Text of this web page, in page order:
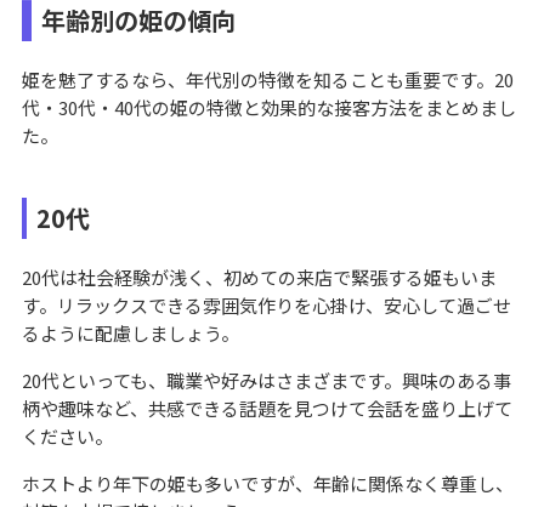
年齢別の姫の傾向
姫を魅了するなら、年代別の特徴を知ることも重要です。20
代・30代・40代の姫の特徴と効果的な接客方法をまとめまし
た。
20代
20代は社会経験が浅く、初めての来店で緊張する姫もいま
す。リラックスできる雰囲気作りを心掛け、安心して過ごせ
るように配慮しましょう。
20代といっても、職業や好みはさまざまです。興味のある事
柄や趣味など、共感できる話題を見つけて会話を盛り上げて
ください。
ホストより年下の姫も多いですが、年齢に関係なく尊重し、